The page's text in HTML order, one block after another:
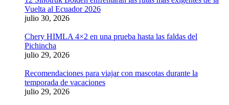
Vuelta al Ecuador 2026
julio 30, 2026
Chery HIMLA 4×2 en una prueba hasta las faldas del
Pichincha
julio 29, 2026
Recomendaciones para viajar con mascotas durante la
temporada de vacaciones
julio 29, 2026